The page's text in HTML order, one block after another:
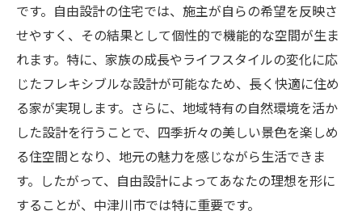
ストレスフリーな生活空間の実現
自由設計で考える収納スペースの最適化
1階クローゼットがもたらす生活の変化
中津川市での自由設計を活かした効率的なクロ
ーゼット配置法
中津川市の気候に適した収納計画
動線を考慮したクローゼット配置の工夫
住まいの美しさを引き立てる収納術
です。自由設計の住宅では、施主が自らの希望を反映さ
せやすく、その結果として個性的で機能的な空間が生ま
れます。特に、家族の成長やライフスタイルの変化に応
じたフレキシブルな設計が可能なため、長く快適に住め
る家が実現します。さらに、地域特有の自然環境を活か
した設計を行うことで、四季折々の美しい景色を楽しめ
る住空間となり、地元の魅力を感じながら生活できま
す。したがって、自由設計によってあなたの理想を形に
することが、中津川市では特に重要です。